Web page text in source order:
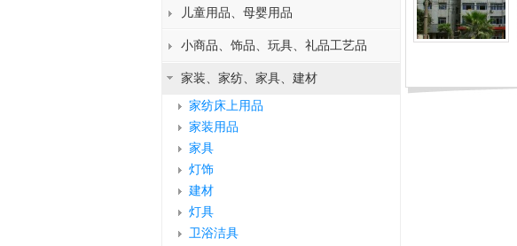
儿童用品、母婴用品
小商品、饰品、玩具、礼品工艺品
家装、家纺、家具、建材
家纺床上用品
家装用品
家具
灯饰
建材
灯具
卫浴洁具